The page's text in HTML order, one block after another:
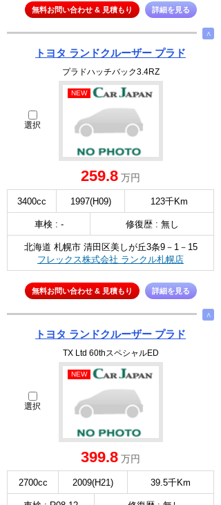
無料お問い合わせ & 見積もり 詳細を見る
∧
トヨタ ランドクルーザー プラド
プラドハッチバック3.4RZ
選択
NEW
259.8 万円
3400cc 1997(H09) 123千Km
車検 : - 修復歴 : 無し
北海道 札幌市 清田区美しが丘3条9－1－15
フレックス株式会社 ランクル札幌店
無料お問い合わせ & 見積もり 詳細を見る
∧
トヨタ ランドクルーザー プラド
TX Ltd 60thスペシャルED
選択
NEW
399.8 万円
2700cc 2009(H21) 39.5千Km